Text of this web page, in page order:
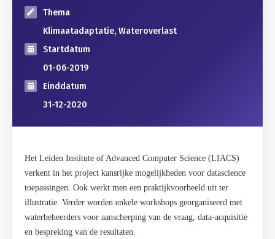
Thema
Klimaatadaptatie, Wateroverlast
Startdatum
01-06-2019
Einddatum
31-12-2020
Het Leiden Institute of Advanced Computer Science (LIACS)
verkent in het project kansrijke mogelijkheden voor datascience
toepassingen. Ook werkt men een praktijkvoorbeeld uit ter
illustratie. Verder worden enkele workshops georganiseerd met
waterbeheerders voor aanscherping van de vraag, data-acquisitie
en bespreking van de resultaten.